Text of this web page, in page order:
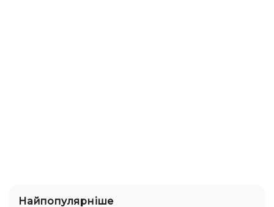
Найпопулярніше